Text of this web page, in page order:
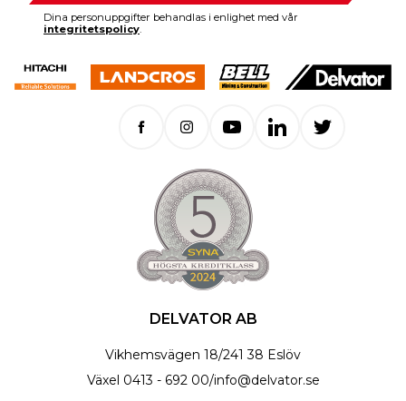
Dina personuppgifter behandlas i enlighet med vår
integritetspolicy.
DELVATOR AB
Vikhemsvägen 18/241 38 Eslöv
Växel 0413 - 692 00/info@delvator.se